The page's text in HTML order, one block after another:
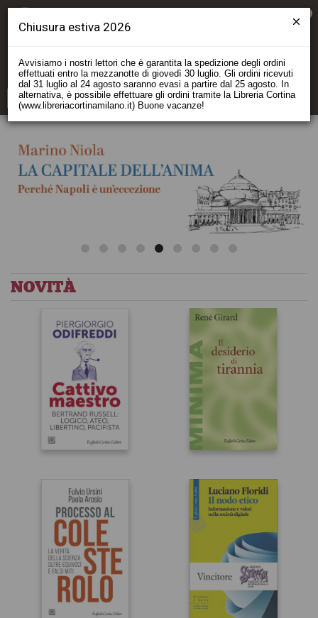
Raffaello Cortina Editore
RAFFAELLO CORTINA EDITORE È UNA
NOVITÀ
Cattivo
maestro
Piergiorgio Odifreddi
Il desiderio di
tirannia
René Girard
Chiusura estiva 2026
Avvisiamo i nostri lettori che è garantita la spedizione degli ordini
effettuati entro la mezzanotte di giovedì 30 luglio. Gli ordini ricevuti
dal 31 luglio al 24 agosto saranno evasi a partire dal 25 agosto. In
alternativa, è possibile effettuare gli ordini tramite la Libreria Cortina
(www.libreriacortinamilano.it) Buone vacanze!